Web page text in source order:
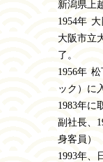
新潟県上
1954年
大阪市立
了。
1956年
ック）に
1983年に
副社長、
身客員）
1993年、